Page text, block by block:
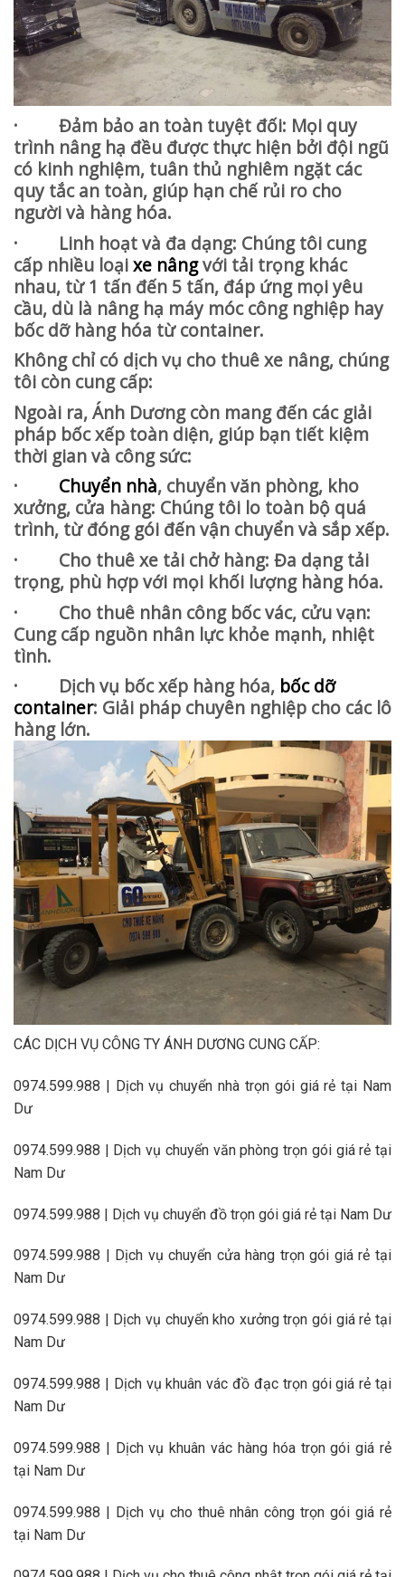
· Đảm bảo an toàn tuyệt đối: Mọi quy
trình nâng hạ đều được thực hiện bởi đội ngũ
có kinh nghiệm, tuân thủ nghiêm ngặt các
quy tắc an toàn, giúp hạn chế rủi ro cho
người và hàng hóa.
· Linh hoạt và đa dạng: Chúng tôi cung
cấp nhiều loạixe nângvới tải trọng khác
nhau, từ 1 tấn đến 5 tấn, đáp ứng mọi yêu
cầu, dù là nâng hạ máy móc công nghiệp hay
bốc dỡ hàng hóa từ container.
Không chỉ có dịch vụ cho thuê xe nâng, chúng
tôi còn cung cấp:
Ngoài ra, Ánh Dương còn mang đến các giải
pháp bốc xếp toàn diện, giúp bạn tiết kiệm
thời gian và công sức:
· Chuyển nhà, chuyển văn phòng, kho
xưởng, cửa hàng: Chúng tôi lo toàn bộ quá
trình, từ đóng gói đến vận chuyển và sắp xếp.
· Cho thuê xe tải chở hàng: Đa dạng tải
trọng, phù hợp với mọi khối lượng hàng hóa.
· Cho thuê nhân công bốc vác, cửu vạn:
Cung cấp nguồn nhân lực khỏe mạnh, nhiệt
tình.
· Dịch vụ bốc xếp hàng hóa, bốc dỡ
container: Giải pháp chuyên nghiệp cho các lô
hàng lớn.
CÁC DỊCH VỤ CÔNG TY ÁNH DƯƠNG CUNG CẤP:
0974.599.988 | Dịch vụ chuyển nhà trọn gói giá rẻ tại Nam
Dư
0974.599.988 | Dịch vụ chuyển văn phòng trọn gói giá rẻ tại
Nam Dư
0974.599.988 | Dịch vụ chuyển đồ trọn gói giá rẻ tại Nam Dư
0974.599.988 | Dịch vụ chuyển cửa hàng trọn gói giá rẻ tại
Nam Dư
0974.599.988 | Dịch vụ chuyển kho xưởng trọn gói giá rẻ tại
Nam Dư
0974.599.988 | Dịch vụ khuân vác đồ đạc trọn gói giá rẻ tại
Nam Dư
0974.599.988 | Dịch vụ khuân vác hàng hóa trọn gói giá rẻ
tại Nam Dư
0974.599.988 | Dịch vụ cho thuê nhân công trọn gói giá rẻ
tại Nam Dư